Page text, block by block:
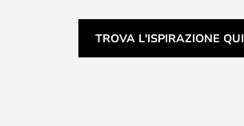
TROVA L'ISPIRAZIONE QUI